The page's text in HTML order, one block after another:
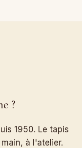
?
1950. Le tapis
à l'atelier.